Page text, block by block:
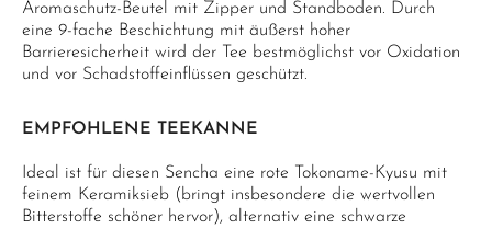
Aromaschutz-Beutel mit Zipper und Standboden. Durch
eine 9-fache Beschichtung mit äußerst hoher
Barrieresicherheit wird der Tee bestmöglichst vor Oxidation
und vor Schadstoffeinflüssen geschützt.
EMPFOHLENE TEEKANNE
Ideal ist für diesen Sencha eine rote Tokoname-Kyusu mit
feinem Keramiksieb (bringt insbesondere die wertvollen
Bitterstoffe schöner hervor), alternativ eine schwarze